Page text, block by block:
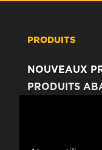
PRODUITS
NOUVEAUX
PRODUITS